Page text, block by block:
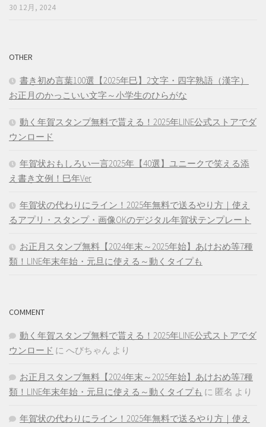
30 12月, 2024
OTHER
書き初め言葉100選【2025年巳】2文字・四字熟語（漢字）
お正月のかっこいい文字～小学生のひらがな
動く年賀スタンプ無料で貰える！2025年LINE公式ストアでダ
ウンロード
年賀状おもしろい一言2025年【40選】ユニークで笑える添
え書き文例！巳年Ver
年賀状の代わりにライン！2025年無料で送るやり方｜使え
るアプリ・スタンプ・画像OKのデジタル年賀状テンプレート
お正月スタンプ無料【2024年末～2025年始】あけおめ等7種
類！LINE年末年始・元旦に使える～動くタイプも
COMMENT
動く年賀スタンプ無料で貰える！2025年LINE公式ストアでダ
ウンロード に へびちゃん より
お正月スタンプ無料【2024年末～2025年始】あけおめ等7種
類！LINE年末年始・元旦に使える～動くタイプも に 匿名 より
年賀状の代わりにライン！2025年無料で送るやり方｜使え